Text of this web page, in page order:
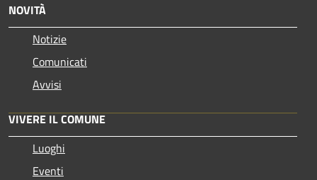
NOVITÀ
Notizie
Comunicati
Avvisi
VIVERE IL COMUNE
Luoghi
Eventi